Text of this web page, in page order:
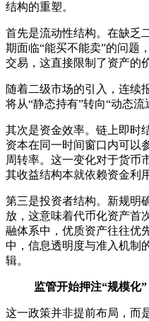
结构的重塑。
首先是流动性结构。在缺乏
期面临“能买不能卖”的问题
交易，这直接限制了资产的
随着二级市场的引入，连续
将从“静态持有”转向“动态流
其次是资金效率。链上即时
资本在同一时间窗口内可以
周转率。这一变化对于货币
其收益结构本就依赖资金利
第三是投资者结构。新规明
放，这意味着代币化资产首
融体系中，优质资产往往优
中，信息透明度与准入机制
辑。
监管开始押注“规模化”
这一政策并非提前布局，而